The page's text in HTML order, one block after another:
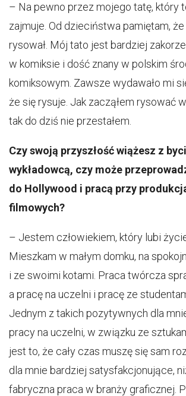
– Na pewno przez mojego tatę, który
zajmuje. Od dzieciństwa pamiętam,
rysował. Mój tato jest bardziej
w komiksie i dość znany w polskim
komiksowym. Zawsze wydawało mi
że się rysuje. Jak zacząłem rysować
tak do dziś nie przestałem.
Czy swoją przyszłość wiążesz z
wykładowcą, czy może
do Hollywood i pracą przy
filmowych?
– Jestem człowiekiem, który lubi
Mieszkam w małym domku, na
i ze swoimi kotami. Praca twórcza
a pracę na uczelni i pracę ze
Jednym z takich pozytywnych dla
pracy na uczelni, w związku ze
jest to, że cały czas muszę się sam
dla mnie bardziej satysfakcjonujące,
fabryczna praca w branży graficznej.